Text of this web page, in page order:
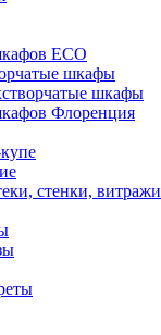
ECO
шкафы
шкафы
Флоренция
стенки, витражи